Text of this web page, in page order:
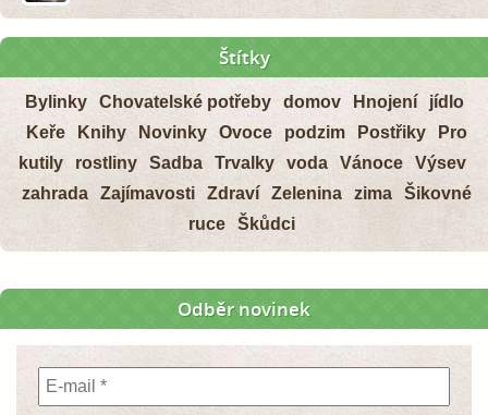
Štítky
Bylinky Chovatelské potřeby domov Hnojení
jídlo
Keře
Knihy Novinky Ovoce podzim Postřiky
Pro
kutily
rostliny Sadba Trvalky voda Vánoce
Výsev
zahrada
Zajímavosti Zdraví Zelenina zima
Šikovné
ruce
Škůdci
Odběr novinek